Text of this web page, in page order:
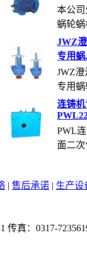
本公
蜗轮
JWZ
专用蜗
JWZ
专用蜗
连铸
PWL
面二
| 售后承诺 | 生产设
传真：0317-